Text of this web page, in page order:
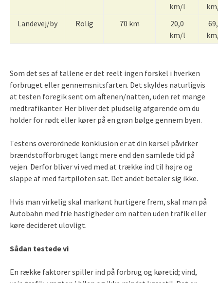
km/l
Landevej/by
Rolig 70 km
20,0
km/l
Som det ses af tallene er det reelt ingen forskel i hverken
forbruget eller gennemsnitsfarten. Det skyldes naturligvis
at testen foregik sent om aftenen/natten, uden ret mange
medtrafikanter. Her bliver det pludselig afgørende om du
holder for rødt eller kører på en grøn bølge gennem byen.
Testens overordnede konklusion er at din kørsel påvirker
brændstofforbruget langt mere end den samlede tid på
vejen. Derfor bliver vi ved med at trække ind til højre og
slappe af med fartpiloten sat. Det andet betaler sig ikke.
Hvis man virkelig skal markant hurtigere frem, skal man på
Autobahn med frie hastigheder om natten uden trafik eller
køre decideret ulovligt.
Sådan testede vi
En række faktorer spiller ind på forbrug og køretid; vind,